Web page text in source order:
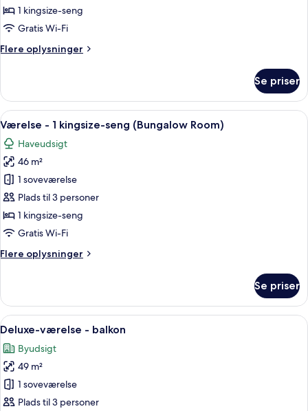
1 kingsize-seng
Gratis Wi-Fi
Flere oplysninger
Flere
værelse
Se priser
Indlæs
alle
billeder
af
Værelse
-
1
kingsize-
(Bungalow
Et hotelværelse med himmelseng,
5
Værelse - 1 kingsize-seng (Bungalow Room)
Haveudsigt
46 m²
1 soveværelse
Plads til 3 personer
1 kingsize-seng
Gratis Wi-Fi
Flere oplysninger
Flere
-
kingsize-
(Bungalow
Room)
Se priser
Indlæs
alle
billeder
af
Deluxe-
værelse
Et hotelværelse med en seng, en
5
Deluxe-værelse - balkon
Byudsigt
49 m²
1 soveværelse
Plads til 3 personer